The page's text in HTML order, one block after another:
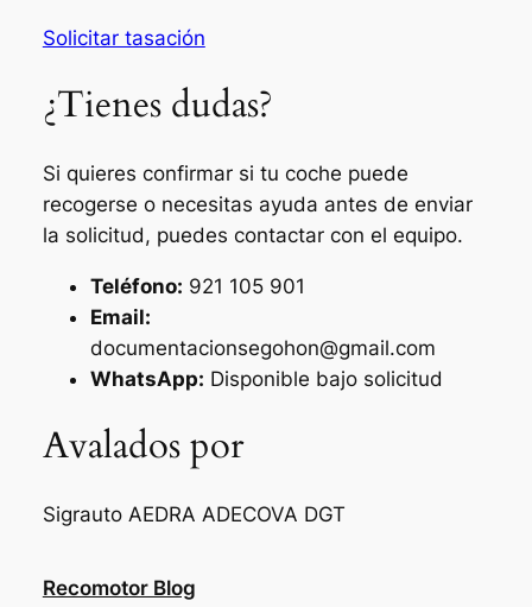
Solicitar tasación
¿Tienes dudas?
Si quieres confirmar si tu coche puede
recogerse o necesitas ayuda antes de enviar
la solicitud, puedes contactar con el equipo.
Teléfono: 921 105 901
Email:
documentacionsegohon@gmail.com
WhatsApp: Disponible bajo solicitud
Avalados por
Sigrauto AEDRA ADECOVA DGT
Recomotor Blog